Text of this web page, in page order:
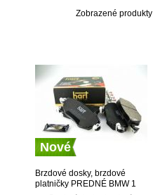
Zobrazené produkty
Nové
Brzdové dosky, brzdové
platničky PREDNÉ BMW 1